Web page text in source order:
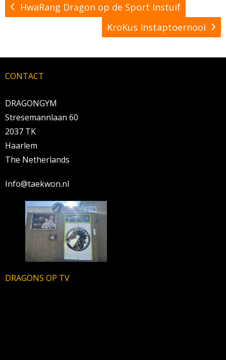
CONTACT
PRAKTISCHE ZELFVERDEDIGINGSCURSUS
HwaRang Dragon op de Sport Instuif
KroKus Instaptoernooi
CONTACT
DRAGONGYM
Stresemannlaan 60
2037 TK
Haarlem
The Netherlands
Info@taekwon.nl
DRAGONS OP TV